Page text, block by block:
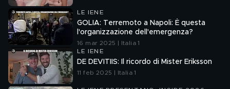
LE IENE
GOLIA: Terremoto a Napoli: È questa
l'organizzazione dell'emergenza?
16 mar 2025 | Italia 1
LE IENE
DE DEVITIIS: Il ricordo di Mister Eriksson
11 feb 2025 | Italia 1